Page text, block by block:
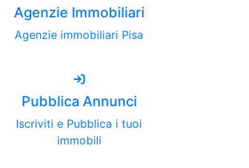
Agenzie Immobiliari
Agenzie immobiliari Pisa
Pubblica Annunci
Iscriviti e Pubblica i tuoi
immobili